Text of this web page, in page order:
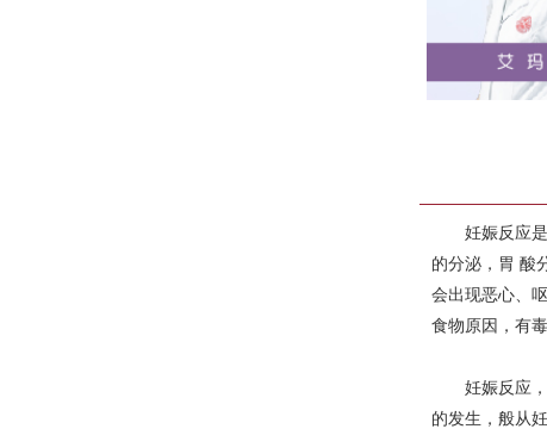
妊娠反应是
的分泌，胃 酸
会出现恶心、
食物原因，有
妊娠反应，
的发生，般从